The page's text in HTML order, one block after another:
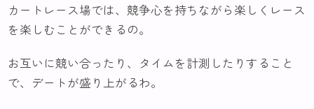
カートレース場では、競争心を持ちながら楽しくレース
を楽しむことができるの。
お互いに競い合ったり、タイムを計測したりすること
で、デートが盛り上がるわ。